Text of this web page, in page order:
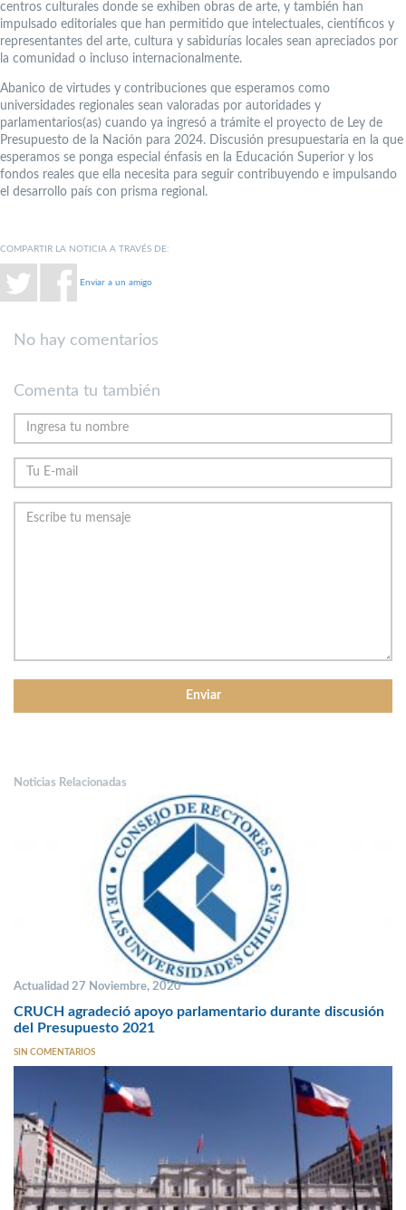
centros culturales donde se exhiben obras de arte, y también han
impulsado editoriales que han permitido que intelectuales, científicos y
representantes del arte, cultura y sabidurías locales sean apreciados por
la comunidad o incluso internacionalmente.
Abanico de virtudes y contribuciones que esperamos como
universidades regionales sean valoradas por autoridades y
parlamentarios(as) cuando ya ingresó a trámite el proyecto de Ley de
Presupuesto de la Nación para 2024. Discusión presupuestaria en la que
esperamos se ponga especial énfasis en la Educación Superior y los
fondos reales que ella necesita para seguir contribuyendo e impulsando
el desarrollo país con prisma regional.
COMPARTIR LA NOTICIA A TRAVÉS DE:
Enviar a un amigo
No hay comentarios
Comenta tu también
Noticias Relacionadas
Actualidad 27 Noviembre, 2020
CRUCH agradeció apoyo parlamentario durante discusión
del Presupuesto 2021
SIN COMENTARIOS